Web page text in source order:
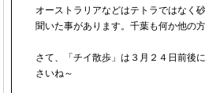
オーストラリアなどはテトラではなく
聞いた事があります。千葉も何か他の
さて、「チイ散歩」は３月２４日前後
さいね～